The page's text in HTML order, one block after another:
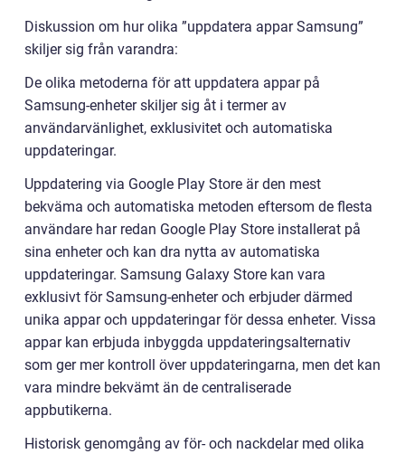
Diskussion om hur olika ”uppdatera appar Samsung”
skiljer sig från varandra:
De olika metoderna för att uppdatera appar på
Samsung-enheter skiljer sig åt i termer av
användarvänlighet, exklusivitet och automatiska
uppdateringar.
Uppdatering via Google Play Store är den mest
bekväma och automatiska metoden eftersom de flesta
användare har redan Google Play Store installerat på
sina enheter och kan dra nytta av automatiska
uppdateringar. Samsung Galaxy Store kan vara
exklusivt för Samsung-enheter och erbjuder därmed
unika appar och uppdateringar för dessa enheter. Vissa
appar kan erbjuda inbyggda uppdateringsalternativ
som ger mer kontroll över uppdateringarna, men det kan
vara mindre bekvämt än de centraliserade
appbutikerna.
Historisk genomgång av för- och nackdelar med olika